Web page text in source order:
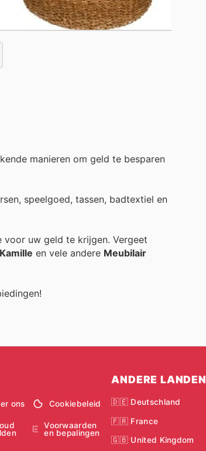
manieren om geld te besparen
speelgoed, tassen, badtextiel en
uw geld te krijgen. Vergeet
en vele andere Meubilair
ons Cookiebeleid
Voorwaarden
en bepalingen
ANDERE LANDEN
🇩🇪 Deutschland
🇫🇷 France
🇬🇧 United Kingdom